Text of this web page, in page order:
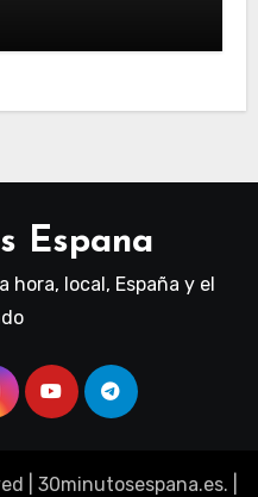
Espana
hora, local, España y el
30minutosespana.es. |